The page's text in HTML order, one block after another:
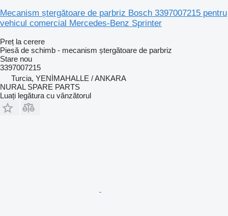
Mecanism ștergătoare de parbriz Bosch 3397007215 pentru
vehicul comercial Mercedes-Benz Sprinter
Preț la cerere
Piesă de schimb - mecanism ștergătoare de parbriz
Stare nou
3397007215
Turcia, YENİMAHALLE / ANKARA
NURAL SPARE PARTS
Luați legătura cu vânzătorul